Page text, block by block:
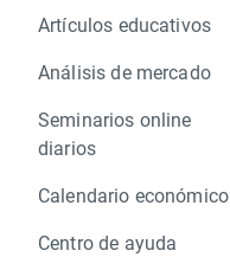
Artículos educativos
Análisis de mercado
Seminarios online
diarios
Calendario económico
Centro de ayuda